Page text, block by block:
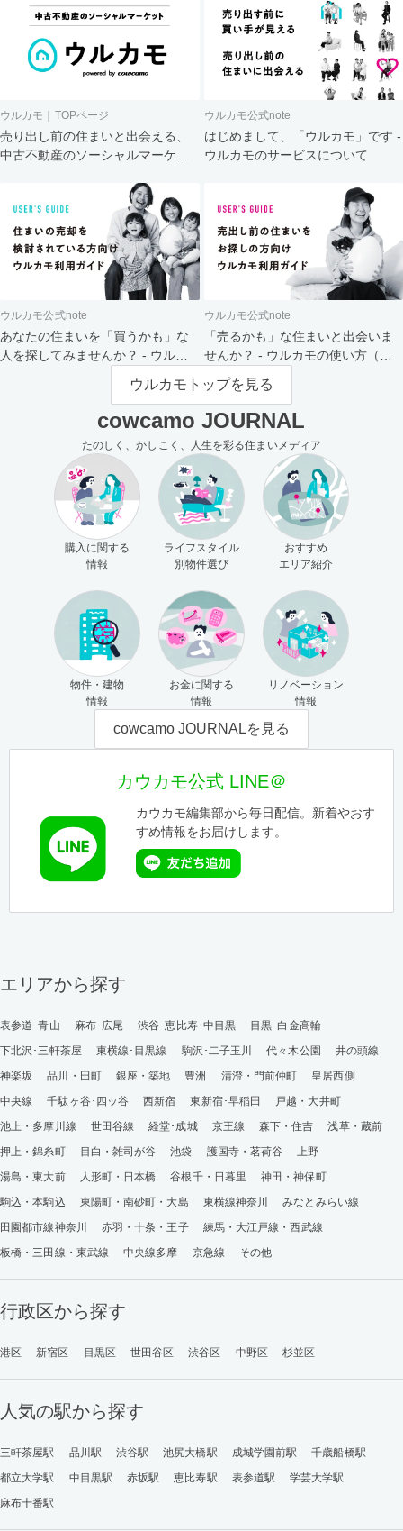
ウルカモ｜TOPページ
売り出し前の住まいと出会える、
中古不動産のソーシャルマーケッ
ウルカモ公式note
はじめまして、「ウルカモ」です -
ウルカモのサービスについて
ウルカモ公式note
あなたの住まいを「買うかも」な
人を探してみませんか？ - ウルカ
ウルカモ公式note
「売るかも」な住まいと出会いま
せんか？ - ウルカモの使い方（買
主さま向け）
ウルカモトップを見る
cowcamo JOURNAL
たのしく、かしこく、人生を彩る住まいメディア
購入に関する
情報
ライフスタイル
別物件選び
おすすめ
エリア紹介
物件・建物
情報
お金に関する
情報
リノベーション
情報
cowcamo JOURNALを見る
カウカモ公式 LINE＠
カウカモ編集部から毎日配信。新着やおす
すめ情報をお届けします。
エリアから探す
表参道･青山 麻布･広尾 渋谷･恵比寿･中目黒
目黒･白金高輪
下北沢･三軒茶屋
東横線･目黒線 駒沢･二子玉川 代々木公園
井の頭線
神楽坂
品川・田町 銀座・築地 豊洲 清澄・門前仲町
皇居西側
中央線
千駄ヶ谷･四ッ谷 西新宿 東新宿･早稲田
戸越・大井町
池上・多摩川線
世田谷線 経堂･成城 京王線 森下・住吉
浅草・蔵前
押上・錦糸町
目白・雑司が谷 池袋 護国寺・茗荷谷
上野
湯島・東大前
人形町・日本橋 谷根千・日暮里
神田・神保町
駒込・本駒込
東陽町・南砂町・大島 東横線神奈川
みなとみらい線
田園都市線神奈川
赤羽・十条・王子
練馬・大江戸線・西武線
板橋・三田線・東武線
中央線多摩 京急線 その他
行政区から探す
港区 新宿区 目黒区 世田谷区 渋谷区 中野区 杉並区
人気の駅から探す
三軒茶屋駅 品川駅 渋谷駅 池尻大橋駅 成城学園前駅
千歳船橋駅
都立大学駅
中目黒駅 赤坂駅 恵比寿駅 表参道駅
学芸大学駅
麻布十番駅